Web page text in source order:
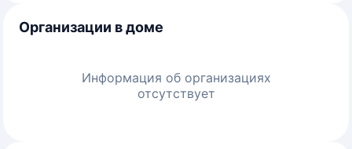
Организации в доме
Информация об организациях
отсутствует